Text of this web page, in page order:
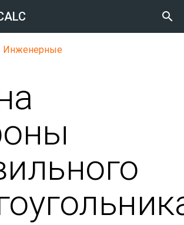

Инженерные